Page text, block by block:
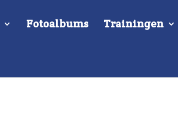
Fotoalbums Trainingen